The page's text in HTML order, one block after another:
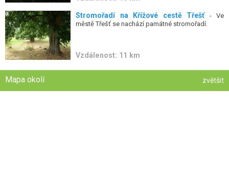
Stromořadí na Křížové cestě Třešť- Ve
městě Třešť se nachází památné stromořadí.
Vzdálenost: 11 km
Mapa okolí zvětšit